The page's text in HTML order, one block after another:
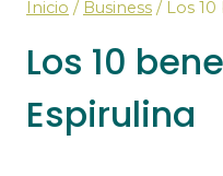
Inicio / Business / Los
Los 10
Espirulina